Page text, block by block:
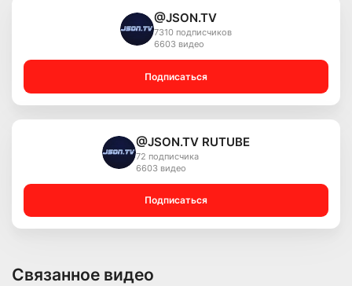
@JSON.TV
7310 подписчиков
6603 видео
Подписаться
@JSON.TV RUTUBE
72 подписчика
6603 видео
Подписаться
Связанное видео